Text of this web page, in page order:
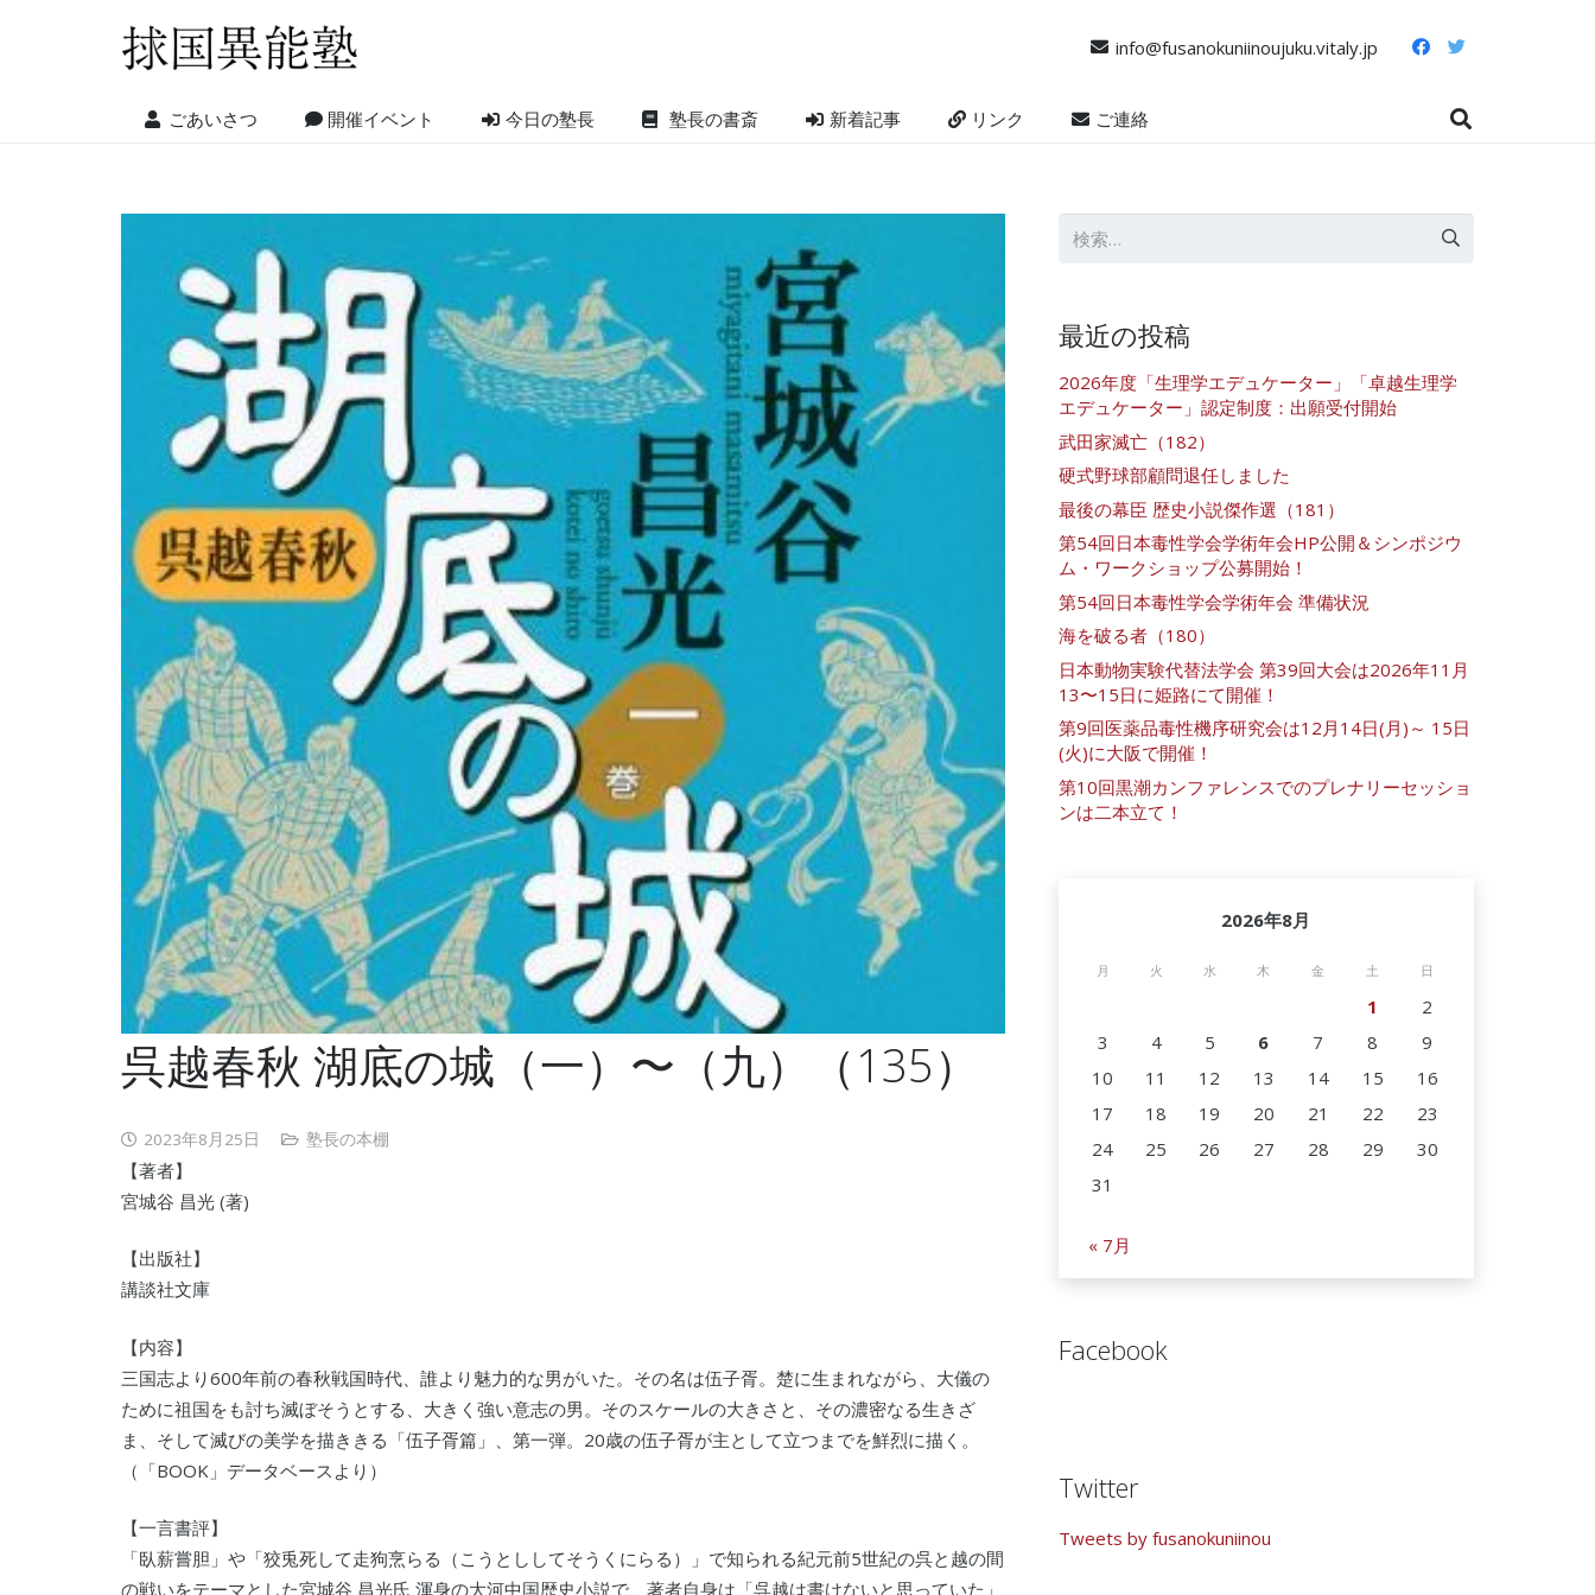
info@fusanokuniinoujuku.vitaly.jp
ごあいさつ 開催イベント 今日の塾長 塾長の書斎 新着記事 リンク ご連絡
呉越春秋 湖底の城（一）〜（九）（135）
2023年8月25日 塾長の本棚
【著者】
宮城谷 昌光 (著)
【出版社】
講談社文庫
【内容】
三国志より600年前の春秋戦国時代、誰より魅力的な男がいた。その名は伍子胥。楚に生まれながら、大儀の
ために祖国をも討ち滅ぼそうとする、大きく強い意志の男。そのスケールの大きさと、その濃密なる生きざ
ま、そして滅びの美学を描ききる「伍子胥篇」、第一弾。20歳の伍子胥が主として立つまでを鮮烈に描く。
（「BOOK」データベースより）
【一言書評】
「臥薪嘗胆」や「狡兎死して走狗烹らる（こうとししてそうくにらる）」で知られる紀元前5世紀の呉と越の間
の戦いをテーマとした宮城谷 昌光氏 渾身の大河中国歴史小説で、著者自身は「呉越は書けないと思っていた」
最近の投稿
2026年度「生理学エデュケーター」「卓越生理学
エデュケーター」認定制度：出願受付開始
武田家滅亡（182）
硬式野球部顧問退任しました
最後の幕臣 歴史小説傑作選（181）
第54回日本毒性学会学術年会HP公開＆シンポジウ
ム・ワークショップ公募開始！
第54回日本毒性学会学術年会 準備状況
海を破る者（180）
日本動物実験代替法学会 第39回大会は2026年11月
13〜15日に姫路にて開催！
第9回医薬品毒性機序研究会は12月14日(月)～ 15日
(火)に大阪で開催！
第10回黒潮カンファレンスでのプレナリーセッショ
ンは二本立て！
2026年8月
月 火 水 木 金 土 日
1
2
3
4 5 6 7 8
9
10
11 12 13 14 15
16
17
18 19 20 21 22
23
24
25 26 27 28 29
30
31
« 7月
Facebook
Twitter
Tweets by fusanokuniinou